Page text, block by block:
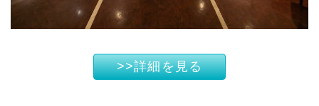
>>詳細を見る